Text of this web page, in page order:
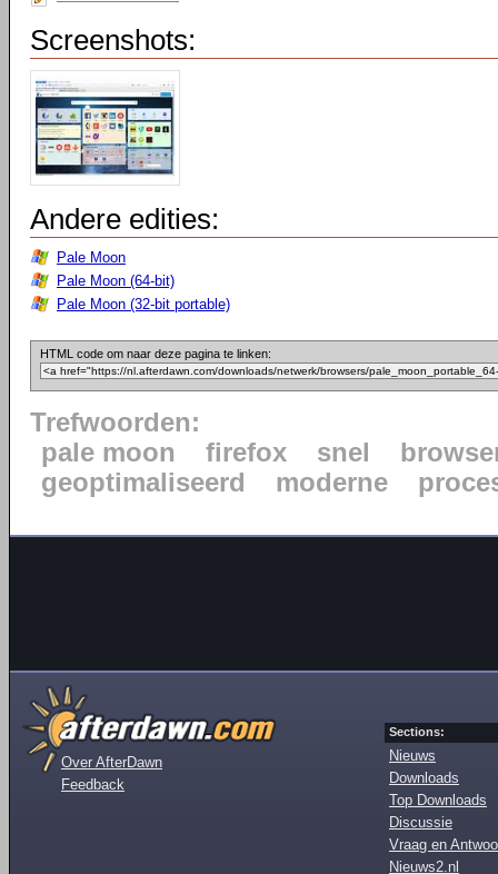
Screenshots:
Andere edities:
Pale Moon
Pale Moon (64-bit)
Pale Moon (32-bit portable)
HTML code om naar deze pagina te linken:
Trefwoorden:
pale moon
firefox snel
geoptimaliseerd
moderne
Over AfterDawn
Feedback
Sections:
Nieuws
Downloads
Top Downloads
Discussie
Vraag en
Nieuws2.nl